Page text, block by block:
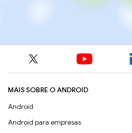
MAIS SOBRE O ANDROID
Android
Android para empresas